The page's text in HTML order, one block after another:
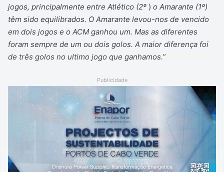
jogos, principalmente entre Atlético (2º ) o Amarante (1º)
têm sido equilibrados. O Amarante levou-nos de vencido
em dois jogos e o ACM ganhou um. Mas as diferentes
foram sempre de um ou dois golos. A maior diferença foi
de três golos no ultimo jogo que ganhamos.”
Publicidade